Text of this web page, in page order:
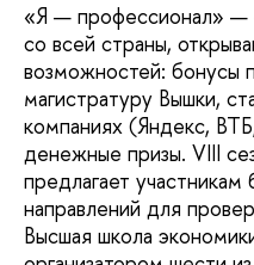
«Я — профессионал» —
со всей страны,
возможностей: бонусы
магистратуру Вышки,
компаниях (Яндекс,
денежные призы. VIII
предлагает
направлений для
Высшая школа